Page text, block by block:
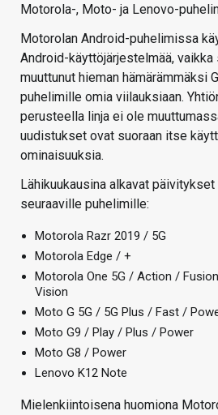
Motorola-, Moto- ja Lenovo-
Motorolan Android-puhelimissa
Android-käyttöjärjestelmää,
muuttunut hieman hämärämmäksi
puhelimille omia viilauksiaan.
perusteella linja ei ole
uudistukset ovat suoraan itse
ominaisuuksia.
Lähikuukausina alkavat
seuraaville puhelimille:
Motorola Razr 2019 / 5G
Motorola Edge / +
Motorola One 5G / Action /
Vision
Moto G 5G / 5G Plus / Fast /
Moto G9 / Play / Plus / Power
Moto G8 / Power
Lenovo K12 Note
Mielenkiintoisena huomiona